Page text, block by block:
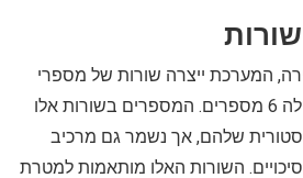
המערכת ייצרה שורות של מספרי
לוטו, כאשר כל שורה הכילה 6 מספרים. המספרים בשורות אלו
שלהם, אך נשמר גם מרכיב
השורות האלו מותאמות למטרת